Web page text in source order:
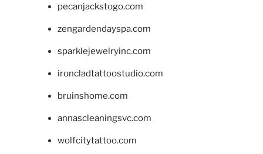
pecanjackstogo.com
zengardendayspa.com
sparklejewelryinc.com
ironcladtattoostudio.com
bruinshome.com
annascleaningsvc.com
wolfcitytattoo.com